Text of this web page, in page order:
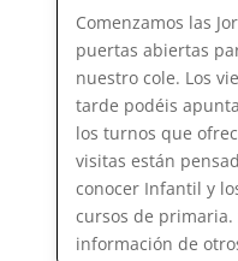
Comenzamos las
puertas abiertas
nuestro cole. Los
tarde podéis
los turnos que
visitas están
conocer Infantil y
cursos de primaria.
información de